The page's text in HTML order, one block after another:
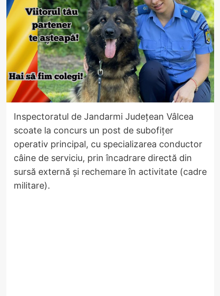
Inspectoratul de Jandarmi Județean Vâlcea
scoate la concurs un post de subofițer
operativ principal, cu specializarea conductor
câine de serviciu, prin încadrare directă din
sursă externă și rechemare în activitate (cadre
militare).